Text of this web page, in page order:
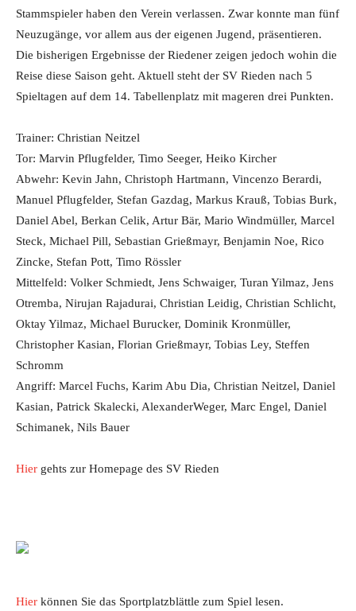
Stammspieler haben den Verein verlassen. Zwar konnte man fünf
Neuzugänge, vor allem aus der eigenen Jugend, präsentieren.
Die bisherigen Ergebnisse der Riedener zeigen jedoch wohin die
Reise diese Saison geht. Aktuell steht der SV Rieden nach 5
Spieltagen auf dem 14. Tabellenplatz mit mageren drei Punkten.
Trainer: Christian Neitzel
Tor: Marvin Pflugfelder, Timo Seeger, Heiko Kircher
Abwehr: Kevin Jahn, Christoph Hartmann, Vincenzo Berardi,
Manuel Pflugfelder, Stefan Gazdag, Markus Krauß, Tobias Burk,
Daniel Abel, Berkan Celik, Artur Bär, Mario Windmüller, Marcel
Steck, Michael Pill, Sebastian Grießmayr, Benjamin Noe, Rico
Zincke, Stefan Pott, Timo Rössler
Mittelfeld: Volker Schmiedt, Jens Schwaiger, Turan Yilmaz, Jens
Otremba, Nirujan Rajadurai, Christian Leidig, Christian Schlicht,
Oktay Yilmaz, Michael Burucker, Dominik Kronmüller,
Christopher Kasian, Florian Grießmayr, Tobias Ley, Steffen
Schromm
Angriff: Marcel Fuchs, Karim Abu Dia, Christian Neitzel, Daniel
Kasian, Patrick Skalecki, AlexanderWeger, Marc Engel, Daniel
Schimanek, Nils Bauer
Hier gehts zur Homepage des SV Rieden
Hier können Sie das Sportplatzblättle zum Spiel lesen.